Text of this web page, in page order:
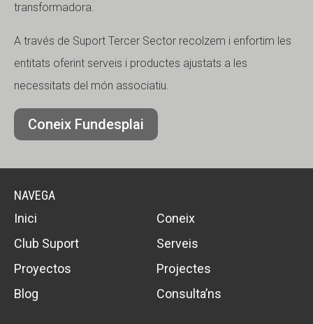
transformadora.
A través de Suport Tercer Sector recolzem i enfortim les
entitats oferint serveis i productes ajustats a les
necessitats del món associatiu.
Coneix Fundesplai
NAVEGA
Inici
Coneix
Club Suport
Serveis
Proyectos
Projectes
Blog
Consulta’ns